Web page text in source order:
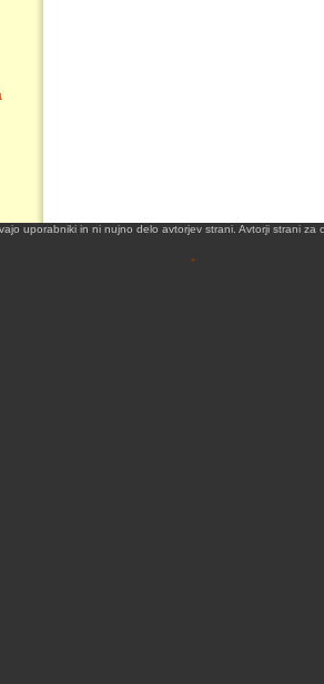
uporabniki in ni nujno delo avtorjev strani. Avtorji strani